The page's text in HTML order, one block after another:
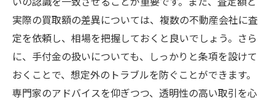
実際の買取額の差異については、複数の不動産会社に査
定を依頼し、相場を把握しておくと良いでしょう。さら
に、手付金の扱いについても、しっかりと条項を設けて
おくことで、想定外のトラブルを防ぐことができます。
専門家のアドバイスを仰ぎつつ、透明性の高い取引を心